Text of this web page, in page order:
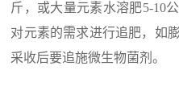
斤，或大量元素水溶肥5-10
对元素的需求进行追肥，如
采收后要追施微生物菌剂。